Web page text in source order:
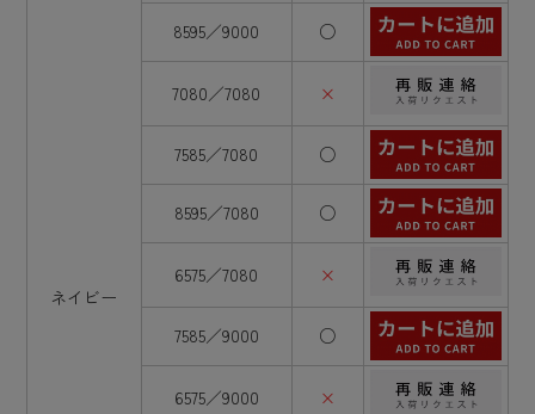
ネイビー
8595／9000 ○
7080／7080 ×
7585／7080 ○
8595／7080 ○
6575／7080 ×
7585／9000 ○
6575／9000 ×